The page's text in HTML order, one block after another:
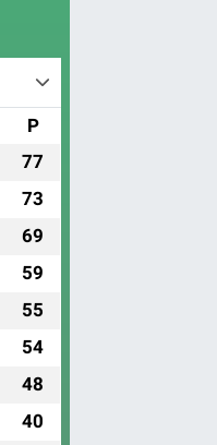
P
77
73
69
59
55
54
48
40